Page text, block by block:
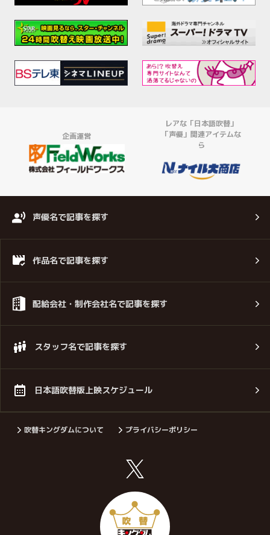
企画運営
レアな「日本語吹替」
「声優」関連アイテムな
ら
声優名で記事を探す
作品名で記事を探す
配給会社・制作会社名で記事を探す
スタッフ名で記事を探す
日本語吹替版上映スケジュール
吹替キングダムについて プライバシーポリシー